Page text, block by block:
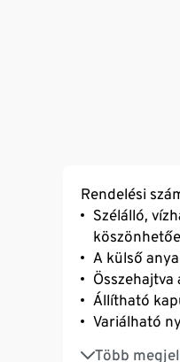
Rendelési
Szélálló,
A külső
Állítható
Variálható
Több
Ejtett vállak